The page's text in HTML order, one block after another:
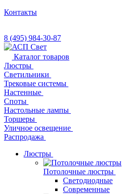
Контакты
8 (495) 984-30-87
Каталог товаров
Люстры
Светильники
Трековые системы
Настенные
Споты
Настольные лампы
Торшеры
Уличное освещение
Распродажа
Люстры
Потолочные люстры
Светодиодные
Современные